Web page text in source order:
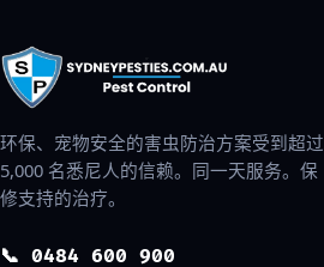
环保、宠物安全的害虫防治方案受到超过
5,000 名悉尼人的信赖。同一天服务。保
修支持的治疗。
📞 0484 600 900